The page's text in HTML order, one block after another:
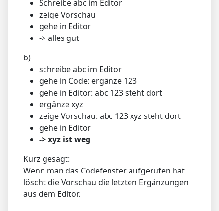
Schreibe abc im Editor
zeige Vorschau
gehe in Editor
-> alles gut
b)
schreibe abc im Editor
gehe in Code: ergänze 123
gehe in Editor: abc 123 steht dort
ergänze xyz
zeige Vorschau: abc 123 xyz steht dort
gehe in Editor
-> xyz ist weg
Kurz gesagt:
Wenn man das Codefenster aufgerufen hat
löscht die Vorschau die letzten Ergänzungen
aus dem Editor.